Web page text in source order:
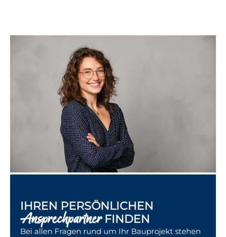
IHREN PERSÖNLICHEN
AnsprechpartnerFINDEN
Bei allen Fragen rund um Ihr Bauprojekt stehen